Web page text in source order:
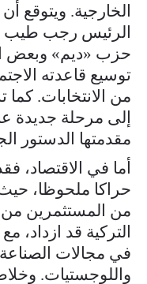
الخارجية. ويتوقع
الرئيس رجب طيب
حزب «ديم» وبعض
توسيع قاعدته
من الانتخابات.
إلى مرحلة جديدة
مقدمتها الدستور
أما في الاقتصاد،
حراكا ملحوظا، حيث
من المستثمرين
التركية قد ازداد،
في مجالات الصناعة
واللوجستيات.